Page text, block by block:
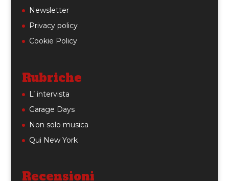
Newsletter
Privacy policy
Cookie Policy
Rubriche
L’ intervista
Garage Days
Non solo musica
Qui New York
Recensioni